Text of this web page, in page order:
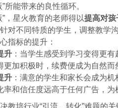
所能带来的良性循环。
，星火教育的老师得以提高对孩
对不同特质的学生，调整教学
指标的提升：
升 ：当学生感受到学习变得更
更加积极时，续费便成为自然
升 ：满意的学生和家长会成为
率和信任度远高于任何广告，为
教培行业“引流、转化”难题的